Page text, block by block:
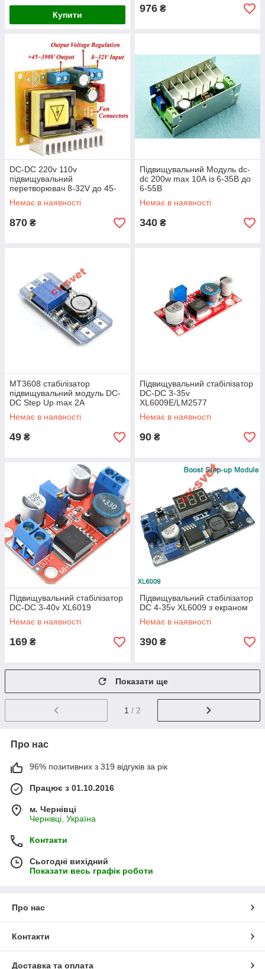
Купити
976 ₴
DC-DC 220v 110v
підвищувальний
перетворювач 8-32V до 45-
390v високої напруги
заряджання модуль 40w
Немає в наявності
870 ₴
Підвищувальний Модуль dc-
dc 200w max 10А із 6-35В до
6-55В
Немає в наявності
340 ₴
MT3608 стабілізатор
підвищувальний модуль DC-
DC Step Up max 2A
Немає в наявності
49 ₴
Підвищувальний стабілізатор
DC-DC 3-35v
XL6009E/LM2577
Немає в наявності
90 ₴
Підвищувальний стабілізатор
DC-DC 3-40v XL6019
Немає в наявності
169 ₴
Підвищувальний стабілізатор
DC 4-35v XL6009 з екраном
Немає в наявності
390 ₴
Показати ще
1 / 2
Про нас
96% позитивних з 319 відгуків за рік
Працює з 01.10.2016
м. Чернівці
Чернівці, Україна
Контакти
Сьогодні вихідний
Показати весь графік роботи
Про нас
Контакти
Доставка та оплата